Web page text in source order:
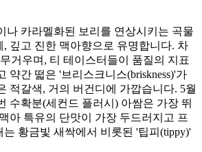
나 카라멜화된 보리를 연상시키는 곡물
깊고 진한 맥아향으로 유명합니다. 차
거우며, 티 테이스터들이 품질의 지표
약간 떫은 '브리스크니스(briskness)'가
적갈색, 거의 버건디에 가깝습니다. 5월
수확분(세컨드 플러시) 아쌈은 가장 뛰
아 특유의 단맛이 가장 두드러지고 프
황금빛 새싹에서 비롯된 '팁피(tippy)'